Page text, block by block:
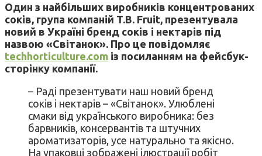
Один з найбільших виробників концентрованих
соків, група компаній T.B. Fruit, презентувала
новий в Україні бренд соків і нектарів під
назвою «Світанок». Про це повідомляє
techhorticulture.com із посиланням на фейсбук-
сторінку компанії.
– Раді презентувати наш новий бренд
соків і нектарів – «Світанок». Улюблені
смаки від українського виробника: без
барвників, консервантів та штучних
ароматизаторів, усе натурально та якісно.
На упаковці зображені ілюстрації робіт